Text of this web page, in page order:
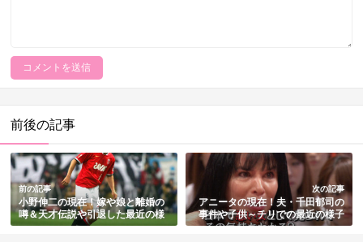
前後の記事
前の記事
小野伸二の現在！嫁や娘と離婚の
噂＆天才伝説や引退した最近の様
子まとめ
次の記事
アニータの現在！夫・千田郁司の
事件や子供～チリでの最近の様子
まとめ